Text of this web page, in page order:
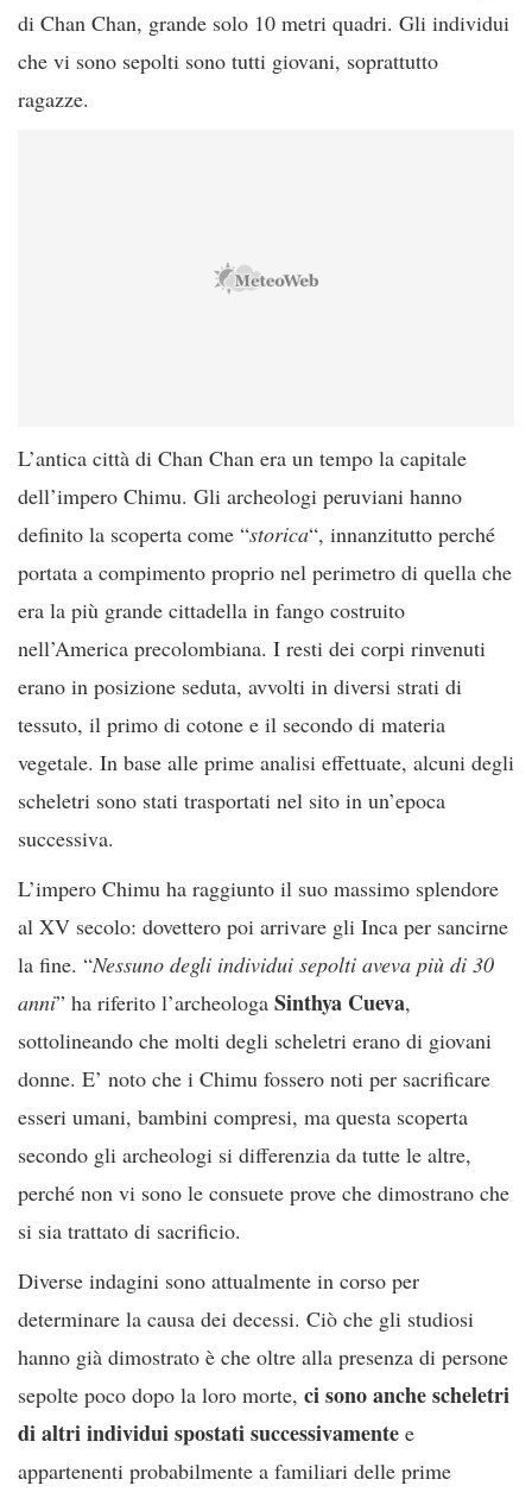
di Chan Chan, grande solo 10 metri quadri. Gli individui
che vi sono sepolti sono tutti giovani, soprattutto
ragazze.
L’antica città di Chan Chan era un tempo la capitale
dell’impero Chimu. Gli archeologi peruviani hanno
definito la scoperta come “storica“, innanzitutto perché
portata a compimento proprio nel perimetro di quella che
era la più grande cittadella in fango costruito
nell’America precolombiana. I resti dei corpi rinvenuti
erano in posizione seduta, avvolti in diversi strati di
tessuto, il primo di cotone e il secondo di materia
vegetale. In base alle prime analisi effettuate, alcuni degli
scheletri sono stati trasportati nel sito in un’epoca
successiva.
L’impero Chimu ha raggiunto il suo massimo splendore
al XV secolo: dovettero poi arrivare gli Inca per sancirne
la fine. “Nessuno degli individui sepolti aveva più di 30
anni” ha riferito l’archeologa Sinthya Cueva,
sottolineando che molti degli scheletri erano di giovani
donne. E’ noto che i Chimu fossero noti per sacrificare
esseri umani, bambini compresi, ma questa scoperta
secondo gli archeologi si differenzia da tutte le altre,
perché non vi sono le consuete prove che dimostrano che
si sia trattato di sacrificio.
Diverse indagini sono attualmente in corso per
determinare la causa dei decessi. Ciò che gli studiosi
hanno già dimostrato è che oltre alla presenza di persone
sepolte poco dopo la loro morte, ci sono anche scheletri
di altri individui spostati successivamente e
appartenenti probabilmente a familiari delle prime